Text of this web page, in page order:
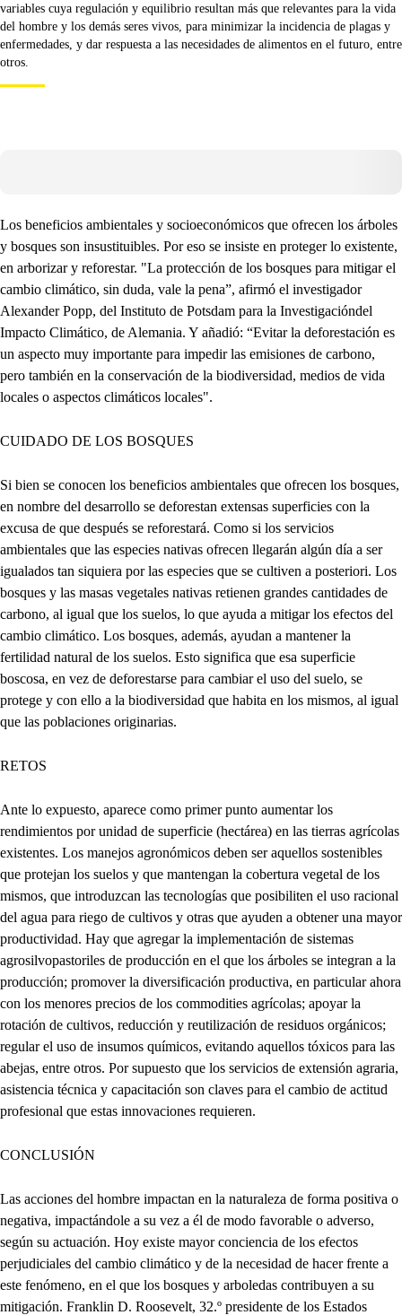
variables cuya regulación y equilibrio resultan más que relevantes para la vida
del hombre y los demás seres vivos, para minimizar la incidencia de plagas y
enfermedades, y dar respuesta a las necesidades de alimentos en el futuro, entre
otros.
Los beneficios ambientales y socioeconómicos que ofrecen los árboles
y bosques son insustituibles. Por eso se insiste en proteger lo existente,
en arborizar y reforestar. "La protección de los bosques para mitigar el
cambio climático, sin duda, vale la pena”, afirmó el investigador
Alexander Popp, del Instituto de Potsdam para la Investigacióndel
Impacto Climático, de Alemania. Y añadió: “Evitar la deforestación es
un aspecto muy importante para impedir las emisiones de carbono,
pero también en la conservación de la biodiversidad, medios de vida
locales o aspectos climáticos locales".
CUIDADO DE LOS BOSQUES
Si bien se conocen los beneficios ambientales que ofrecen los bosques,
en nombre del desarrollo se deforestan extensas superficies con la
excusa de que después se reforestará. Como si los servicios
ambientales que las especies nativas ofrecen llegarán algún día a ser
igualados tan siquiera por las especies que se cultiven a posteriori. Los
bosques y las masas vegetales nativas retienen grandes cantidades de
carbono, al igual que los suelos, lo que ayuda a mitigar los efectos del
cambio climático. Los bosques, además, ayudan a mantener la
fertilidad natural de los suelos. Esto significa que esa superficie
boscosa, en vez de deforestarse para cambiar el uso del suelo, se
protege y con ello a la biodiversidad que habita en los mismos, al igual
que las poblaciones originarias.
RETOS
Ante lo expuesto, aparece como primer punto aumentar los
rendimientos por unidad de superficie (hectárea) en las tierras agrícolas
existentes. Los manejos agronómicos deben ser aquellos sostenibles
que protejan los suelos y que mantengan la cobertura vegetal de los
mismos, que introduzcan las tecnologías que posibiliten el uso racional
del agua para riego de cultivos y otras que ayuden a obtener una mayor
productividad. Hay que agregar la implementación de sistemas
agrosilvopastoriles de producción en el que los árboles se integran a la
producción; promover la diversificación productiva, en particular ahora
con los menores precios de los commodities agrícolas; apoyar la
rotación de cultivos, reducción y reutilización de residuos orgánicos;
regular el uso de insumos químicos, evitando aquellos tóxicos para las
abejas, entre otros. Por supuesto que los servicios de extensión agraria,
asistencia técnica y capacitación son claves para el cambio de actitud
profesional que estas innovaciones requieren.
CONCLUSIÓN
Las acciones del hombre impactan en la naturaleza de forma positiva o
negativa, impactándole a su vez a él de modo favorable o adverso,
según su actuación. Hoy existe mayor conciencia de los efectos
perjudiciales del cambio climático y de la necesidad de hacer frente a
este fenómeno, en el que los bosques y arboledas contribuyen a su
mitigación. Franklin D. Roosevelt, 32.º presidente de los Estados